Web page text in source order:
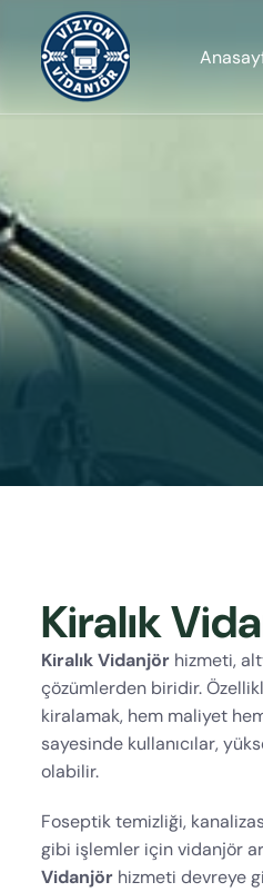
Kiralık
Kiralık Vidanjör hizmeti,
çözümlerden biridir.
kiralamak, hem maliyet
sayesinde kullanıcılar,
olabilir.
Foseptik temizliği,
gibi işlemler için vidanjör
Vidanjör hizmeti devreye